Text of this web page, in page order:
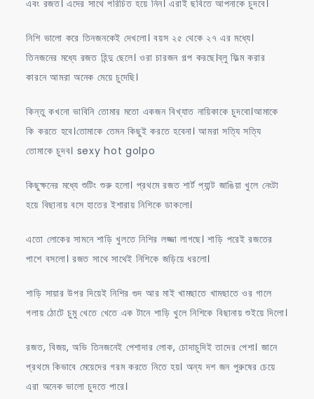
এবং রজত। এদের সাথে পরিচিত হয়ে নিন। এরাই ছবিতে আপনাকে চুদবে।
নিশি ভালো করে তিনজনকেই দেখলো। বয়স ২৫ থেকে ২৭ এর মধ্যে।
তিনজনের মধ্যে রজত হিন্দু ছেলে। ওরা চারজন গল্প করছে।ব্লু ফিল্ম করার
কারনে আমরা অনেক মেয়ে চুদেছি।
কিন্তু কখনো ভাবিনি তোমার মতো একজন বিখ্যাত নায়িকাকে চুদবো।আমাকে
কি করতে হবে।তোমাকে তেমন কিছুই করতে হবেনা। আমরা সত্যি সত্যি
তোমাকে চুদব। sexy hot golpo
কিছুক্ষনের মধ্যে শুটিং শুরু হলো। প্রথমে রজত শার্ট প্যান্ট জাঙিয়া খুলে নেংটা
হয়ে বিছানায় বসে হাতের ইশারায় নিশিকে ডাকলো।
এতো লোকের সামনে শাড়ি খুলতে নিশির লজ্জা লাগছে। শাড়ি পরেই রজতের
পাশে বসলো। রজত সাথে সাথেই নিশিকে জড়িয়ে ধরলো।
শাড়ি সায়ার উপর দিয়েই নিশির গুদ আর মাই খামছাতে খামছাতে ওর গালে
গলায় ঠোটে চুমু খেতে খেতে এক টানে শাড়ি খুলে নিশিকে বিছানায় শুইয়ে দিলো।
রজত, বিজয়, অভি তিনজনেই পেশাদার লোক, চোদাচুদিই তাদের পেশা। জানে
প্রথমে কিভাবে মেয়েদের গরম করতে নিতে হয়। অন্য দশ জন পুরুষের চেয়ে
এরা অনেক ভালো চুদতে পারে।